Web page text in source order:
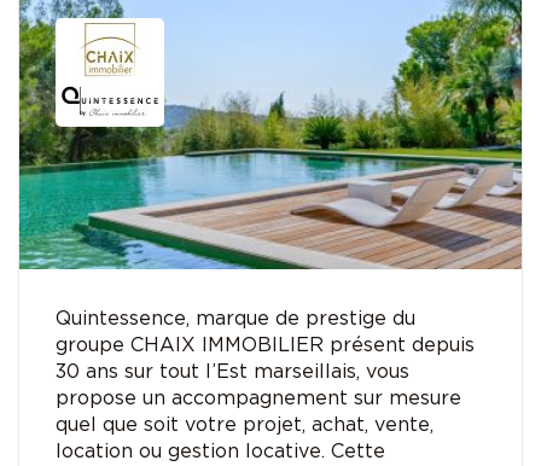
Quintessence, marque de prestige du
groupe CHAIX IMMOBILIER présent depuis
30 ans sur tout l’Est marseillais, vous
propose un accompagnement sur mesure
quel que soit votre projet, achat, vente,
location ou gestion locative. Cette